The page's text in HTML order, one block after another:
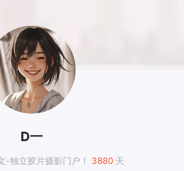
D一
-独立胶片摄影门户！ 3880 天